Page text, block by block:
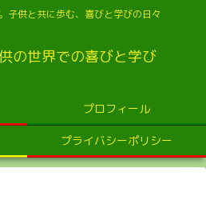
子供と共に歩む、喜びと学びの日々
の世界での喜びと学び
プロフィール
プライバシーポリシー